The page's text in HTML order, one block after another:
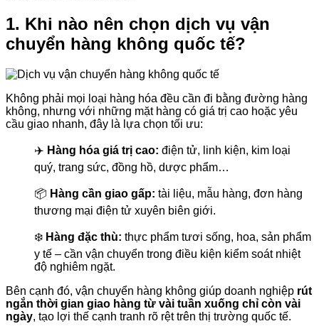
1. Khi nào nên chọn dịch vụ vận
chuyển hàng không quốc tế?
Không phải mọi loại hàng hóa đều cần đi bằng đường hàng
không, nhưng với những mặt hàng có giá trị cao hoặc yêu
cầu giao nhanh, đây là lựa chọn tối ưu:
✈️ Hàng hóa giá trị cao: điện tử, linh kiện, kim loại
quý, trang sức, đồng hồ, dược phẩm…
📦 Hàng cần giao gấp: tài liệu, mẫu hàng, đơn hàng
thương mại điện tử xuyên biên giới.
❄️ Hàng đặc thù: thực phẩm tươi sống, hoa, sản phẩm
y tế – cần vận chuyển trong điều kiện kiểm soát nhiệt
độ nghiêm ngặt.
Bên cạnh đó, vận chuyển hàng không giúp doanh nghiệp rút
ngắn thời gian giao hàng từ vài tuần xuống chỉ còn vài
ngày, tạo lợi thế cạnh tranh rõ rệt trên thị trường quốc tế.